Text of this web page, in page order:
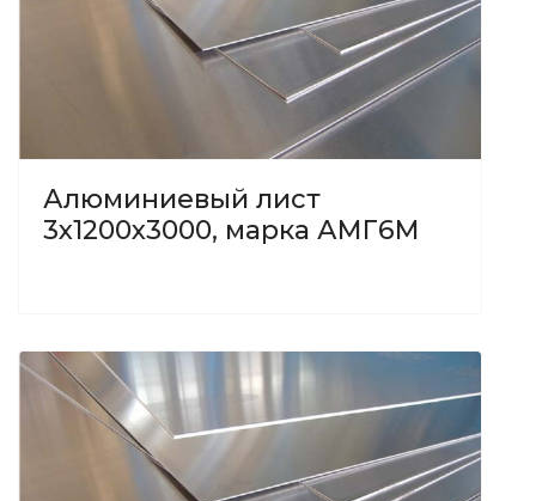
Алюминиевый лист
3х1200х3000, марка АМГ6М